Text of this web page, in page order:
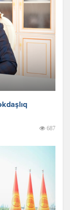
687